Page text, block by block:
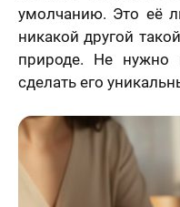
умолчанию. Это её
никакой другой
природе. Не нужно
сделать его